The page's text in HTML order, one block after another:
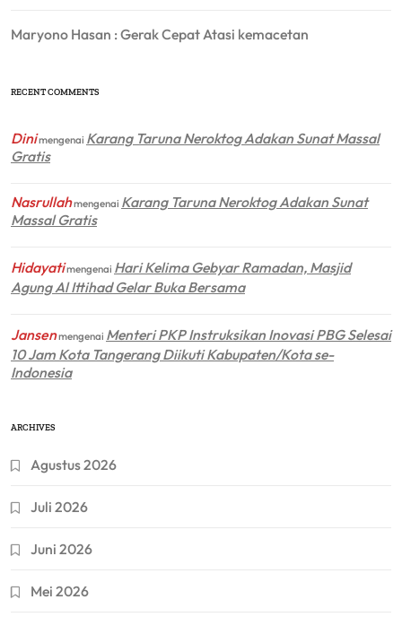
Maryono Hasan : Gerak Cepat Atasi kemacetan
RECENT COMMENTS
Dinimengenai Karang Taruna Neroktog Adakan Sunat Massal
Gratis
Nasrullahmengenai Karang Taruna Neroktog Adakan Sunat
Massal Gratis
Hidayatimengenai Hari Kelima Gebyar Ramadan, Masjid
Agung Al Ittihad Gelar Buka Bersama
Jansenmengenai Menteri PKP Instruksikan Inovasi PBG Selesai
10 Jam Kota Tangerang Diikuti Kabupaten/Kota se-
Indonesia
ARCHIVES
Agustus 2026
Juli 2026
Juni 2026
Mei 2026